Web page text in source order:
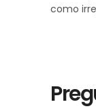
como